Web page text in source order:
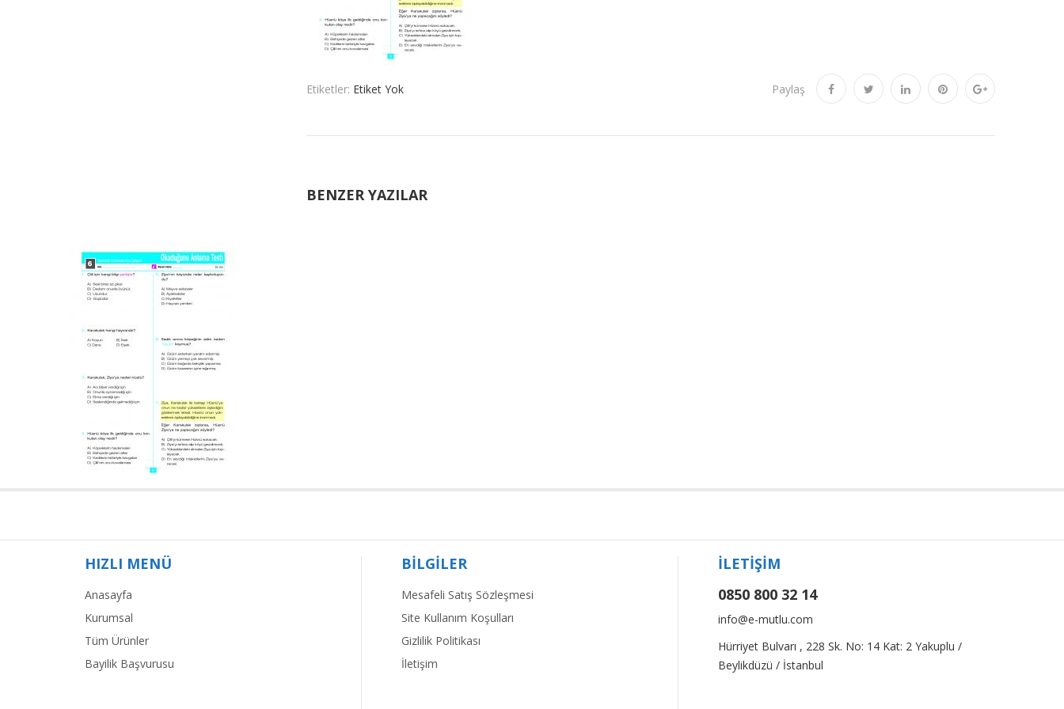
Etiketler: Etiket Yok Paylaş
BENZER YAZILAR
HIZLI MENÜ
Anasayfa
Kurumsal
Tüm Ürünler
Bayilik Başvurusu
BİLGİLER
Mesafeli Satış Sözleşmesi
Site Kullanım Koşulları
Gizlilik Politikası
İletişim
İLETİŞİM
0850 800 32 14
info@e-mutlu.com
Hürriyet Bulvarı , 228 Sk. No: 14 Kat: 2 Yakuplu /
Beylikdüzü / İstanbul